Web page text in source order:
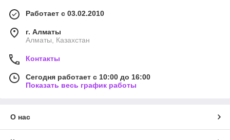
Работает с 03.02.2010
г. Алматы
Алматы, Казахстан
Контакты
Сегодня работает с 10:00 до 16:00
Показать весь график работы
О нас